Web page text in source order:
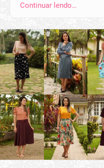
Continuar lendo…